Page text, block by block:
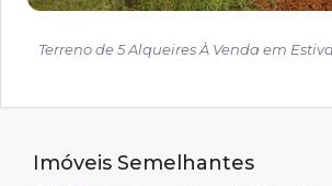
Terreno de 5 Alqueires À Venda em
Imóveis Semelhantes